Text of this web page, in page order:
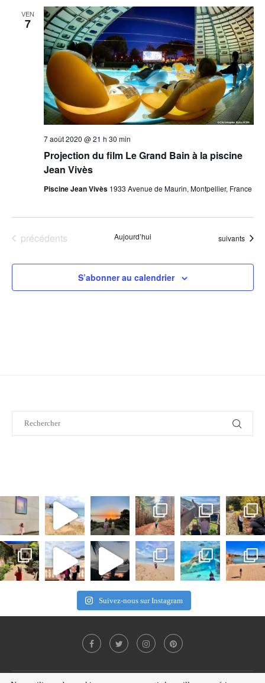
Évènements
VEN
7
Projection du film Le Grand Bain à la piscine
Jean Vivès
7 août 2020 @ 21 h 30 min
Piscine Jean Vivès 1933 Avenue de Maurin, Montpellier, France
Évènements
précédents Aujourd’hui Évènements
suivants
S’abonner au calendrier
Suivez-nous sur Instagram